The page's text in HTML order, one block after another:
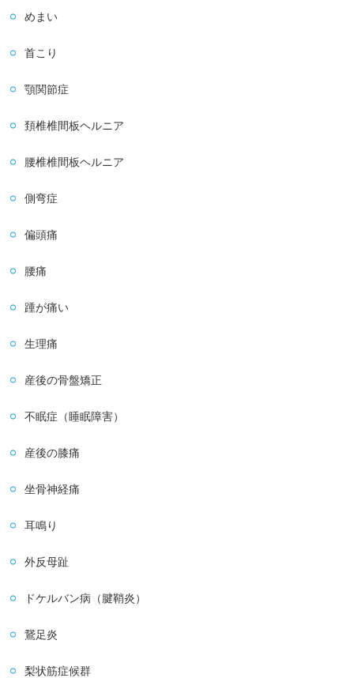
めまい
首こり
顎関節症
頚椎椎間板ヘルニア
腰椎椎間板ヘルニア
側弯症
偏頭痛
腰痛
踵が痛い
生理痛
産後の骨盤矯正
不眠症（睡眠障害）
産後の膝痛
坐骨神経痛
耳鳴り
外反母趾
ドケルバン病（腱鞘炎）
鵞足炎
梨状筋症候群